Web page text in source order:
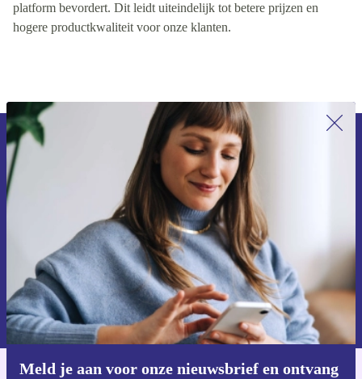
platform bevordert. Dit leidt uiteindelijk tot betere prijzen en
hogere productkwaliteit voor onze klanten.
Meld je aan voor onze nieuwsbrief en ontvang
Meld je aan voor onze nieuwsbrief en
ontvang €15 korting!
Mis nooit meer een aanbieding.
Voucher aanvragen
Informatie over het gebruik van persoonsgegevens vind je in ons
privacybeleid.